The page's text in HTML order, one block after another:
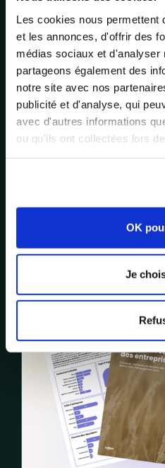
Les cookies nous permettent
et les annonces, d'offrir des
médias sociaux et d'analyser
partageons également des
notre site avec nos
publicité et d'analyse, qui
avec d'autres informations
ou qu'ils ont collectées lors
OK
Je
Comment INTERSPORT et
l'engagement dans leurs